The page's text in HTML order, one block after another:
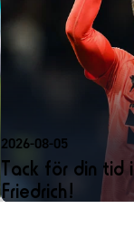
2026-08-05
Tack för din tid
Friedrich!